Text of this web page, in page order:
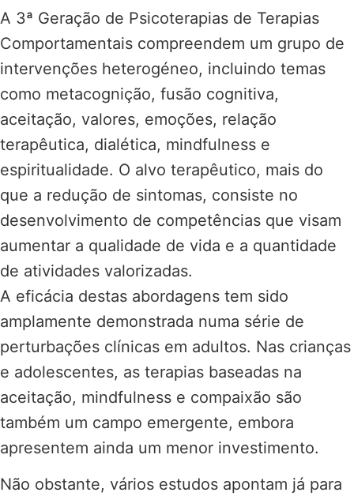
A 3ª Geração de Psicoterapias de Terapias
Comportamentais compreendem um grupo de
intervenções heterogéneo, incluindo temas
como metacognição, fusão cognitiva,
aceitação, valores, emoções, relação
terapêutica, dialética, mindfulness e
espiritualidade. O alvo terapêutico, mais do
que a redução de sintomas, consiste no
desenvolvimento de competências que visam
aumentar a qualidade de vida e a quantidade
de atividades valorizadas.
A eficácia destas abordagens tem sido
amplamente demonstrada numa série de
perturbações clínicas em adultos. Nas crianças
e adolescentes, as terapias baseadas na
aceitação, mindfulness e compaixão são
também um campo emergente, embora
apresentem ainda um menor investimento.
Não obstante, vários estudos apontam já para